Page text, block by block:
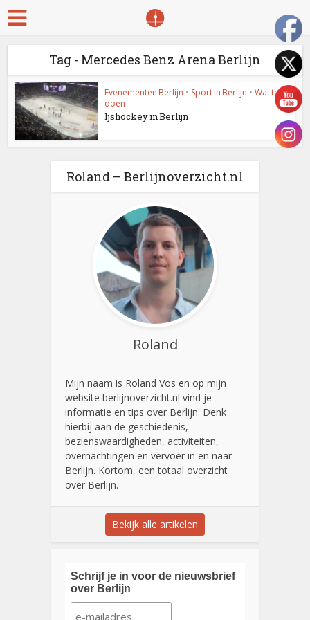
Tag - Mercedes Benz Arena Berlijn
Evenementen Berlijn • Sport in Berlijn • Wat te
doen
Ijshockey in Berlijn
Roland – Berlijnoverzicht.nl
Roland
Mijn naam is Roland Vos en op mijn
website berlijnoverzicht.nl vind je
informatie en tips over Berlijn. Denk
hierbij aan de geschiedenis,
bezienswaardigheden, activiteiten,
overnachtingen en vervoer in en naar
Berlijn. Kortom, een totaal overzicht
over Berlijn.
Bekijk alle artikelen
Schrijf je in voor de nieuwsbrief
over Berlijn